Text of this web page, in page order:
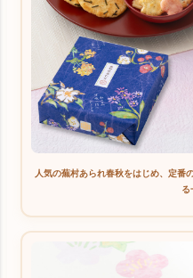
人気の蕪村あられ春秋をはじめ、定番
る